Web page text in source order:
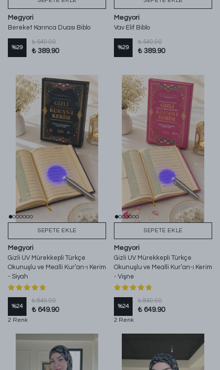
Megyori
Bereket Karınca Duası Biblo
%29
₺ 549.90
₺ 389.90
Megyori
Vav Elif Biblo
%29
₺ 549.90
₺ 389.90
SEPETE EKLE
Megyori
Gizli UV Mürekkepli Türkçe
Okunuşlu ve Mealli Kur’an-ı Kerim
- Siyah
%24
₺ 849.90
₺ 649.90
2 Renk
SEPETE EKLE
Megyori
Gizli UV Mürekkepli Türkçe
Okunuşlu ve Mealli Kur’an-ı Kerim
- Vişne
%24
₺ 849.90
₺ 649.90
2 Renk